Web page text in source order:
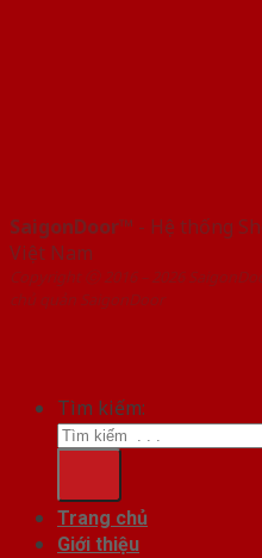
SaigonDoor™ - Hệ thống
Việt Nam
Copyright ⓒ 2016 – 2026
chủ quản SaigonDoor
Tìm kiếm:
Trang chủ
Giới thiệu